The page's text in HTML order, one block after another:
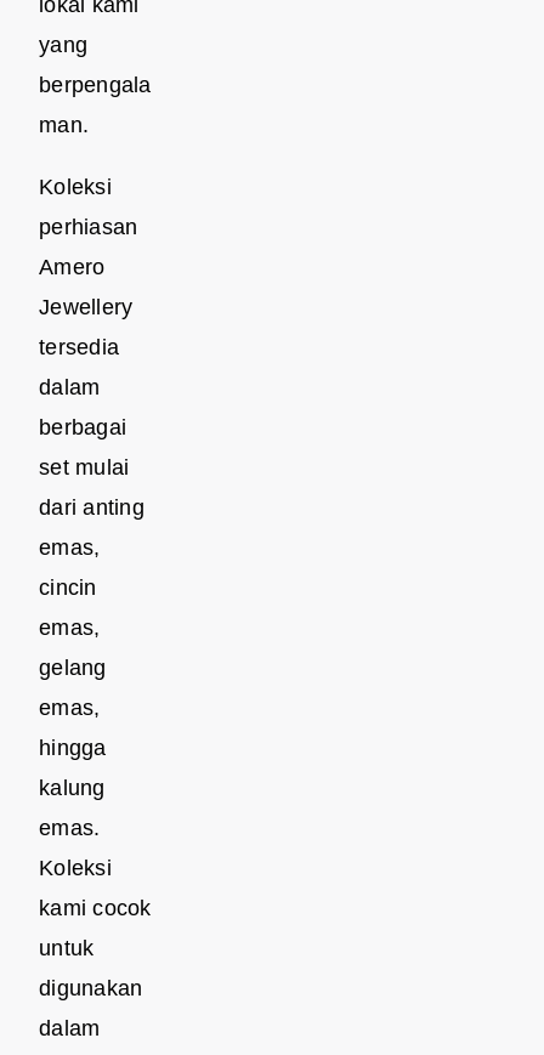
lokal kami
yang
berpengala
man.
Koleksi
perhiasan
Amero
Jewellery
tersedia
dalam
berbagai
set mulai
dari anting
emas,
cincin
emas,
gelang
emas,
hingga
kalung
emas.
Koleksi
kami cocok
untuk
digunakan
dalam